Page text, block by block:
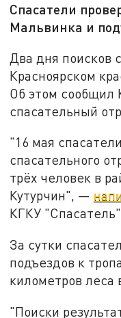
Спасатели
Мальвинка и
Два дня поисков
Красноярском
Об этом сообщил
спасательный
"16 мая
спасательного
трёх человек в
Кутурчин", —
КГКУ
За сутки
подъездов к
километров леса
"Поиски